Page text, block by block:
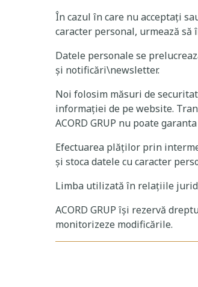
În cazul în care nu acceptați
caracter personal, urmează
Datele personale se
și notificări\newsletter.
Noi folosim măsuri de
informației de pe website.
ACORD GRUP nu poate
Efectuarea plăților prin
și stoca datele cu caracter
Limba utilizată în relațiile
ACORD GRUP își rezervă
monitorizeze modificările.